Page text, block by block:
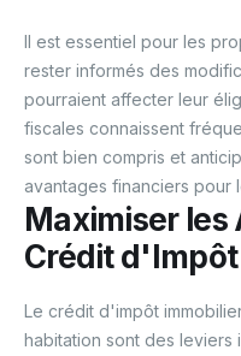
Il est essentiel pour les
rester informés des
pourraient affecter leur
fiscales connaissent
sont bien compris et
avantages financiers pour
Maximiser les
Crédit
Le crédit d'impôt
habitation sont des leviers